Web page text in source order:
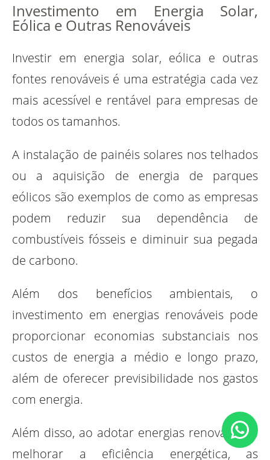
Investimento em Energia Solar,
Eólica e Outras Renováveis
Investir em energia solar, eólica e outras
fontes renováveis é uma estratégia cada vez
mais acessível e rentável para empresas de
todos os tamanhos.
A instalação de painéis solares nos telhados
ou a aquisição de energia de parques
eólicos são exemplos de como as empresas
podem reduzir sua dependência de
combustíveis fósseis e diminuir sua pegada
de carbono.
Além dos benefícios ambientais, o
investimento em energias renováveis ​​pode
proporcionar economias substanciais nos
custos de energia a médio e longo prazo,
além de oferecer previsibilidade nos gastos
com energia.
Além disso, ao adotar energias renováveis e
melhorar a eficiência energética, as